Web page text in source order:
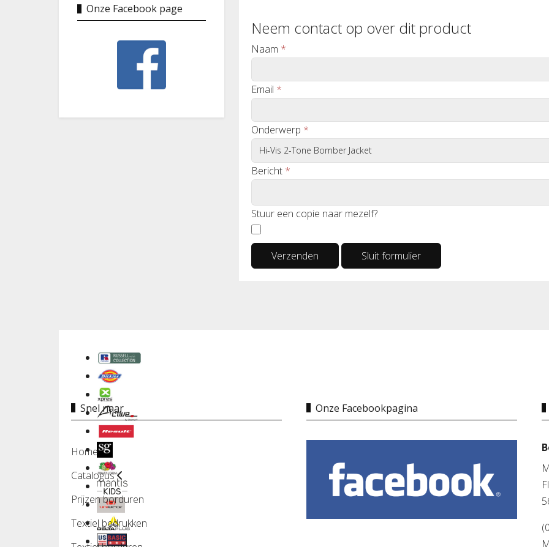
Onze Facebook page
Neem contact op over dit product
Naam *
Email *
Onderwerp *
Bericht *
Stuur een copie naar mezelf?
Verzenden Sluit formulier
Snel naar
Home
Catalogus
Prijzen borduren
Textiel bedrukken
Onze Facebookpagina